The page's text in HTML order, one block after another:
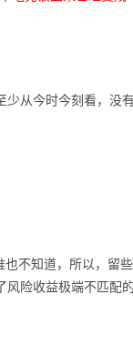
从今时今刻看，没有
不知道，所以，留
险收益极端不匹配的